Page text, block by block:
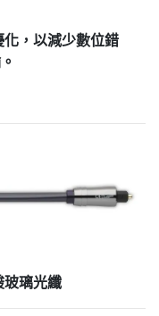
化，以減少數位錯
玻璃光纖